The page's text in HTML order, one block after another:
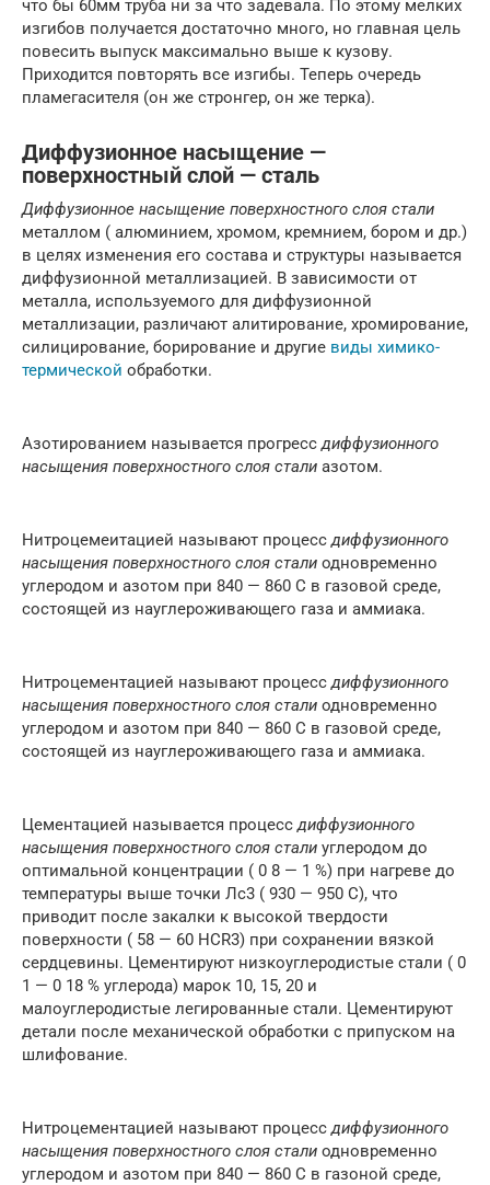
что бы 60мм труба ни за что задевала. По этому мелких
изгибов получается достаточно много, но главная цель
повесить выпуск максимально выше к кузову.
Приходится повторять все изгибы. Теперь очередь
пламегасителя (он же стронгер, он же терка).
Диффузионное насыщение —
поверхностный слой — сталь
Диффузионное насыщение поверхностного слоя стали
металлом ( алюминием, хромом, кремнием, бором и др.)
в целях изменения его состава и структуры называется
диффузионной металлизацией. В зависимости от
металла, используемого для диффузионной
металлизации, различают алитирование, хромирование,
силицирование, борирование и другие виды химико-
термической обработки.
Азотированием называется прогрессдиффузионного
насыщения поверхностного слоя стали азотом.
Нитроцемеитацией называют процессдиффузионного
насыщения поверхностного слоя стали одновременно
углеродом и азотом при 840 — 860 С в газовой среде,
состоящей из науглероживающего газа и аммиака.
Нитроцементацией называют процессдиффузионного
насыщения поверхностного слоя стали одновременно
углеродом и азотом при 840 — 860 С в газовой среде,
состоящей из науглероживающего газа и аммиака.
Цементацией называется процессдиффузионного
насыщения поверхностного слоя стали углеродом до
оптимальной концентрации ( 0 8 — 1 %) при нагреве до
температуры выше точки Лс3 ( 930 — 950 С), что
приводит после закалки к высокой твердости
поверхности ( 58 — 60 HCR3) при сохранении вязкой
сердцевины. Цементируют низкоуглеродистые стали ( 0
1 — 0 18 % углерода) марок 10, 15, 20 и
малоуглеродистые легированные стали. Цементируют
детали после механической обработки с припуском на
шлифование.
Нитроцементацией называют процессдиффузионного
насыщения поверхностного слоя стали одновременно
углеродом и азотом при 840 — 860 С в газоной среде,